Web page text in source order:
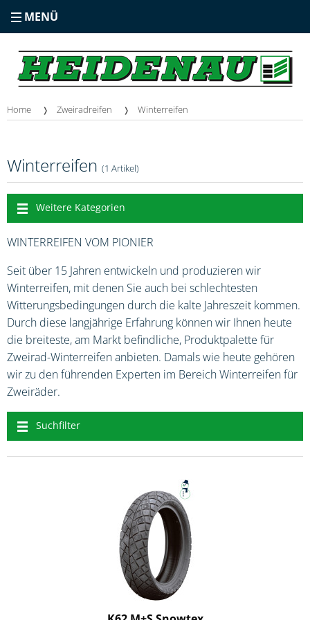
MENÜ
Home Zweiradreifen Winterreifen
Winterreifen (1 Artikel)
Weitere Kategorien
WINTERREIFEN VOM PIONIER
Seit über 15 Jahren entwickeln und produzieren wir
Winterreifen, mit denen Sie auch bei schlechtesten
Witterungsbedingungen durch die kalte Jahreszeit kommen.
Durch diese langjährige Erfahrung können wir Ihnen heute
die breiteste, am Markt befindliche, Produktpalette für
Zweirad-Winterreifen anbieten. Damals wie heute gehören
wir zu den führenden Experten im Bereich Winterreifen für
Zweiräder.
Suchfilter